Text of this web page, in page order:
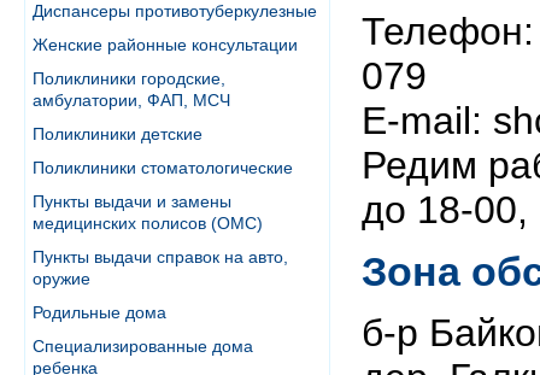
Диспансеры противотуберкулезные
Женские районные консультации
Поликлиники городские,
амбулатории, ФАП, МСЧ
Поликлиники детские
Поликлиники стоматологические
Пункты выдачи и замены
медицинских полисов (ОМС)
Пункты выдачи справок на авто,
оружие
Родильные дома
Специализированные дома
ребенка
079
E-mail:
Редим
до 18-00,
Зона
б-р